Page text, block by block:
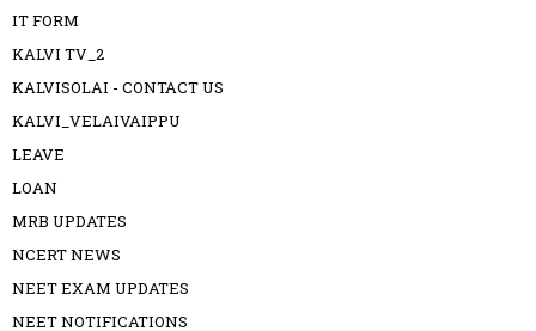
IT FORM
KALVI TV_2
KALVISOLAI - CONTACT US
KALVI_VELAIVAIPPU
LEAVE
LOAN
MRB UPDATES
NCERT NEWS
NEET EXAM UPDATES
NEET NOTIFICATIONS